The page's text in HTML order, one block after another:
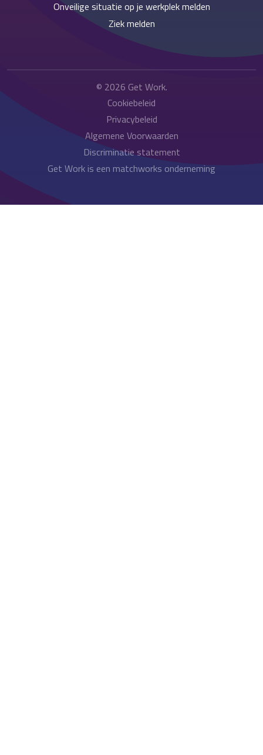
Onveilige situatie op je werkplek melden
Ziek melden
© 2026 Get Work.
Cookiebeleid
Privacybeleid
Algemene Voorwaarden
Discriminatie statement
Get Work is een matchworks onderneming